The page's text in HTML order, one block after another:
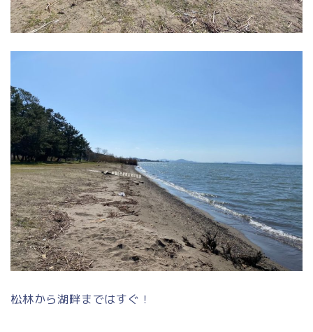
松林から湖畔まではすぐ！